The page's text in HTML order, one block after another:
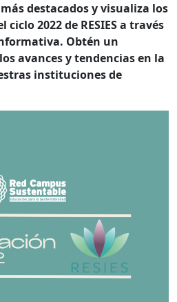
destacados y visualiza los
2022 de RESIES a través
Obtén un
avances y tendencias en la
instituciones de